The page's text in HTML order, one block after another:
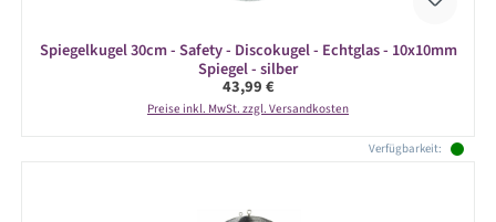
Spiegelkugel 30cm - Safety - Discokugel - Echtglas - 10x10mm
Spiegel - silber
Regulärer Preis:
43,99 €
Preise inkl. MwSt. zzgl. Versandkosten
Verfügbarkeit: